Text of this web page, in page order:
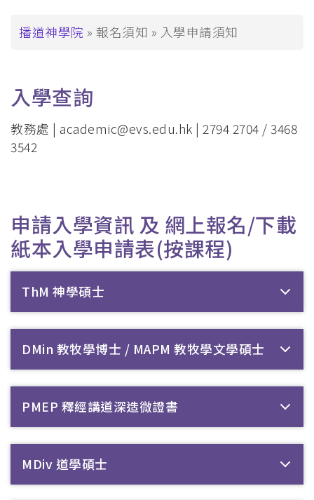
_Tier3
導
連
結
播道神學院 報名須知 入學申請須知
入學查詢
教務處 | academic@evs.edu.hk | 2794 2704 / 3468
3542
申請入學資訊 及 網上報名/下載
紙本入學申請表(按課程)
ThM 神學碩士
DMin 教牧學博士 / MAPM 教牧學文學碩士
PMEP 釋經講道深造微證書
MDiv 道學碩士